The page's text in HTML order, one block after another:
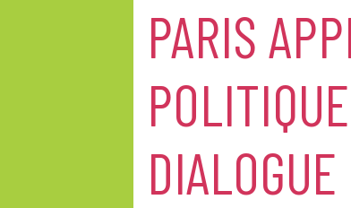
PARIS